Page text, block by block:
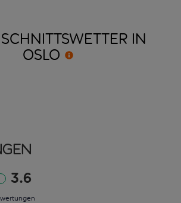
IN
OSLO
3.6